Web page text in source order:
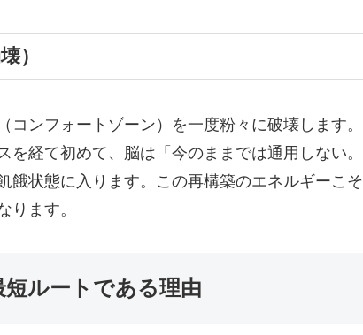
）
ンフォートゾーン）を一度粉々に破壊します。
経て初めて、脳は「今のままでは通用しない。
餓状態に入ります。この再構築のエネルギーこそ
ります。
短ルートである理由